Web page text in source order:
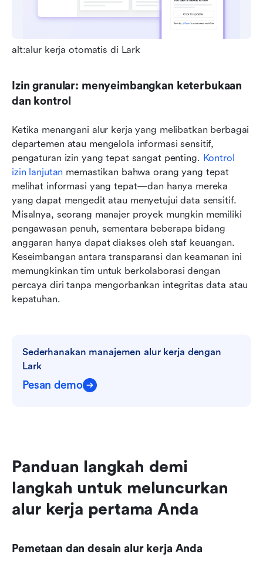
alt:alur kerja otomatis di Lark
Izin granular: menyeimbangkan keterbukaan
dan kontrol
Ketika menangani alur kerja yang melibatkan berbagai
departemen atau mengelola informasi sensitif,
pengaturan izin yang tepat sangat penting. Kontrol
izin lanjutan memastikan bahwa orang yang tepat
melihat informasi yang tepat—dan hanya mereka
yang dapat mengedit atau menyetujui data sensitif.
Misalnya, seorang manajer proyek mungkin memiliki
pengawasan penuh, sementara beberapa bidang
anggaran hanya dapat diakses oleh staf keuangan.
Keseimbangan antara transparansi dan keamanan ini
memungkinkan tim untuk berkolaborasi dengan
percaya diri tanpa mengorbankan integritas data atau
kepatuhan.
Sederhanakan manajemen alur kerja dengan
Lark
Pesan demo
Panduan langkah demi
langkah untuk meluncurkan
alur kerja pertama Anda
Pemetaan dan desain alur kerja Anda